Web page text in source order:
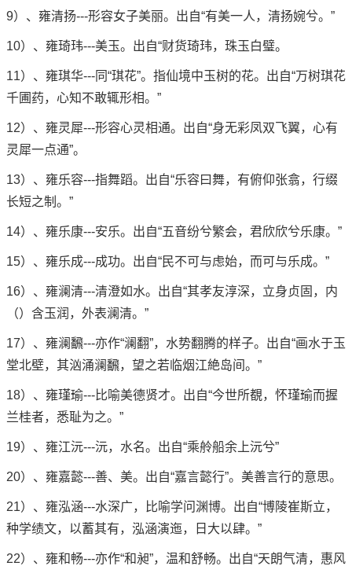
9）、雍清扬---形容女子美丽。出自“有美一人，清扬婉兮。”
10）、雍琦玮---美玉。出自“财货琦玮，珠玉白璧。
11）、雍琪华---同“琪花”。指仙境中玉树的花。出自“万树琪花
千圃药，心知不敢辄形相。”
12）、雍灵犀---形容心灵相通。出自“身无彩凤双飞翼，心有
灵犀一点通”。
13）、雍乐容---指舞蹈。出自“乐容曰舞，有俯仰张翕，行缀
长短之制。”
14）、雍乐康---安乐。出自“五音纷兮繁会，君欣欣兮乐康。”
15）、雍乐成---成功。出自“民不可与虑始，而可与乐成。”
16）、雍澜清---清澄如水。出自“其孝友淳深，立身贞固，内
（）含玉润，外表澜清。”
17）、雍澜飜---亦作“澜翻”，水势翻腾的样子。出自“画水于玉
堂北壁，其汹涌澜飜，望之若临烟江絶岛间。”
18）、雍瑾瑜---比喻美德贤才。出自“今世所覩，怀瑾瑜而握
兰桂者，悉耻为之。”
19）、雍江沅---沅，水名。出自“乘舲船余上沅兮”
20）、雍嘉懿---善、美。出自“嘉言懿行”。美善言行的意思。
21）、雍泓涵---水深广，比喻学问渊博。出自“博陵崔斯立，
种学绩文，以蓄其有，泓涵演迤，日大以肆。”
22）、雍和畅---亦作“和昶”，温和舒畅。出自“天朗气清，惠风